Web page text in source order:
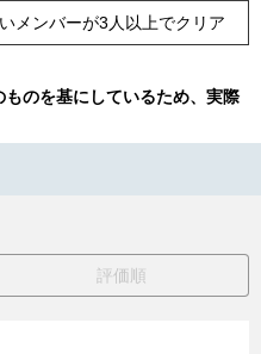
メンバーが3人以上でクリア
のを基にしているため、実際
評価順